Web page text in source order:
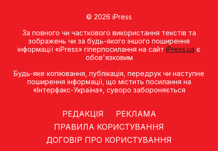
© 2026 iPress
За повного чи часткового використання текстів та
зображень чи за будь-якого іншого поширення
інформації «iPress» гіперпосилання на сайт iPress.ua є
обов'язковим
Будь-яке копiювання, публiкацiя, передрук чи наступне
поширення iнформацiї, що мiстить посилання на
«Iнтерфакс-Україна», суворо забороняється
РЕДАКЦІЯ
РЕКЛАМА
ПРАВИЛА КОРИСТУВАННЯ
ДОГОВІР ПРО КОРИСТУВАННЯ